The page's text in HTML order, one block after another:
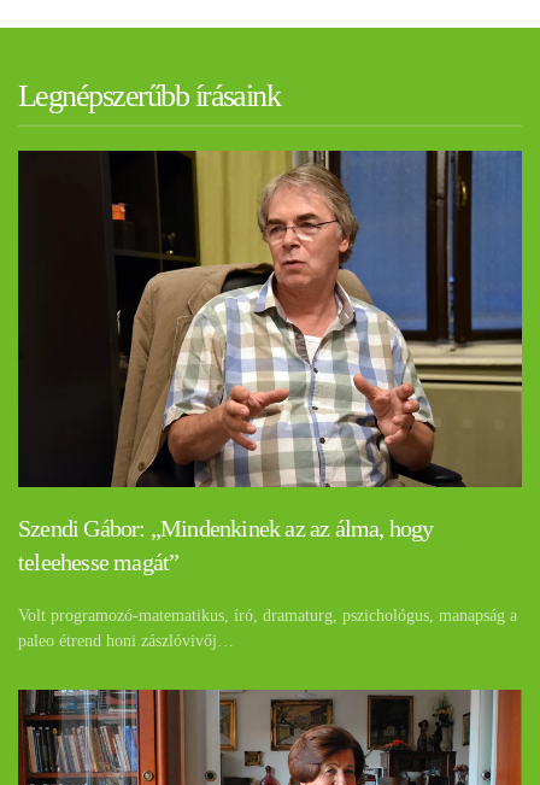
Legnépszerűbb írásaink
Szendi Gábor: „Mindenkinek az az álma, hogy
teleehesse magát”
Volt programozó-matematikus, író, dramaturg, pszichológus, manapság a
paleo étrend honi zászlóvivőj…